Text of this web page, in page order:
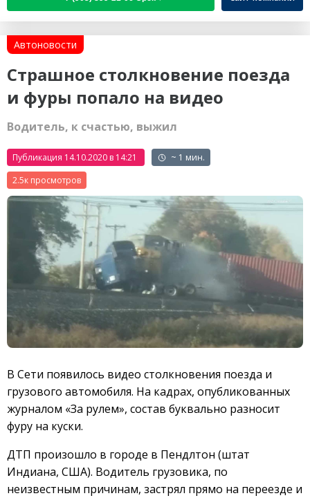
Автоновости
Страшное столкновение поезда
и фуры попало на видео
Водитель, к счастью, выжил
Публикация 14.10.2020 в 14:21
~ 1 мин.
2.5к
В Сети появилось видео столкновения поезда и
грузового автомобиля. На кадрах, опубликованных
журналом «За рулем», состав буквально разносит
фуру на куски.
ДТП произошло в городе в Пендлтон (штат
Индиана, США). Водитель грузовика, по
неизвестным причинам, застрял прямо на переезде и